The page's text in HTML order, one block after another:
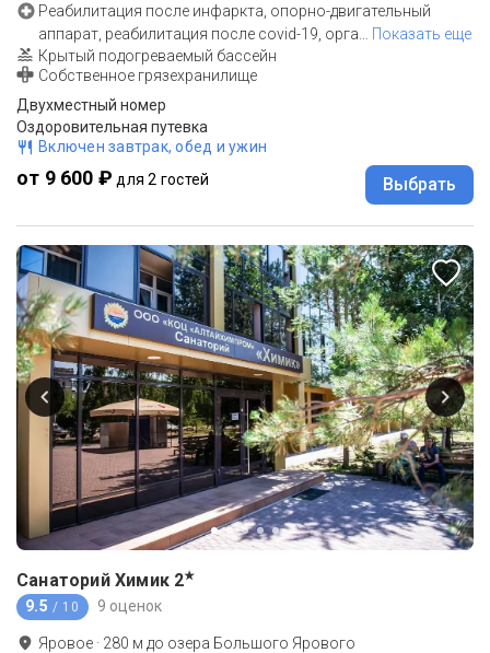
Реабилитация после инфаркта, опорно-двигательный
аппарат, реабилитация после covid-19, орга
Показать еще
Крытый подогреваемый бассейн
Собственное грязехранилище
Двухместный номер
Оздоровительная путевка
Включен завтрак, обед и ужин
от 9 600 ₽ для 2 гостей Выбрать
Санаторий Химик 2★
9.5 / 10 9 оценок
Яровое · 280 м до озера Большого Ярового